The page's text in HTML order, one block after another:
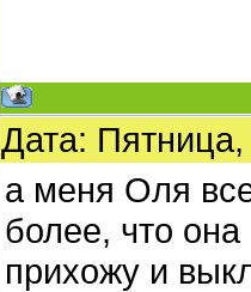
Дата:
а меня Оля
более, что
прихожу и